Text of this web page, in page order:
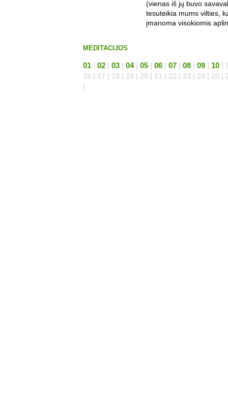
(vienas iš jų buvo
tesuteikia mums vilties,
įmanoma visokiomis
MEDITACIJOS
01 | 02 | 03 | 04| 05 | 06 | 07 | 08 | 09 | 10 |
16 | 17 | 18 | 19 | 20 | 21 | 22 | 23 | 24 | 25 |
|